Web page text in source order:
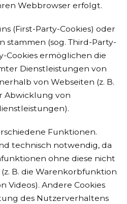
Webbrowser erfolgt.
(First-Party-Cookies) oder
(sog. Third-Party-
Cookies ermöglichen die
Dienstleistungen von
von Webseiten (z. B.
Abwicklung von
Funktionen.
technisch notwendig, da
ohne diese nicht
B. die Warenkorbfunktion
Videos). Andere Cookies
des Nutzerverhaltens